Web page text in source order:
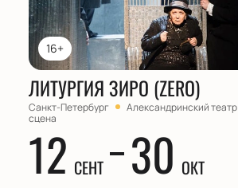
16+
ЛИТУРГИЯ ЗИРО (ZERO)
Санкт-Петербург Александринский театр
сцена
12 СЕНТ 30 ОКТ